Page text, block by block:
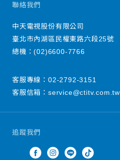
追蹤我們
聯絡我們
中天電視股份有限公司
臺北市內湖區民權東路六段25號
總機：(02)6600-7766
客服專線： 02-2792-3151
客服信箱： service@ctitv.com.tw